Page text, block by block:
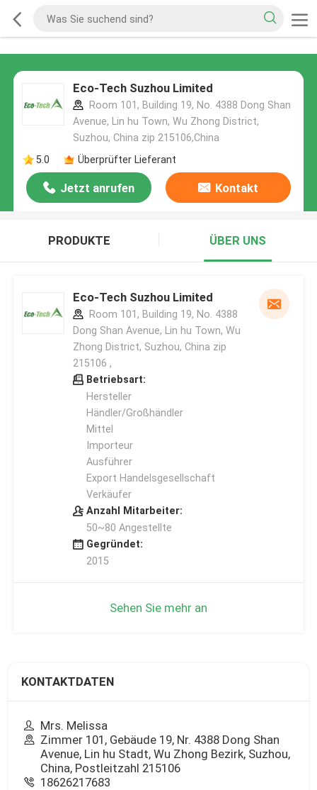
Eco-Tech Suzhou Limited
Room 101, Building 19, No. 4388 Dong Shan
Avenue, Lin hu Town, Wu Zhong District,
Suzhou, China zip 215106,China
5.0
Überprüfter Lieferant
Jetzt anrufen Kontakt
PRODUKTE ÜBER UNS
Eco-Tech Suzhou Limited
Room 101, Building 19, No. 4388
Dong Shan Avenue, Lin hu Town, Wu
Zhong District, Suzhou, China zip
215106 ,
Betriebsart:
Hersteller
Händler/Großhändler
Mittel
Importeur
Ausführer
Export Handelsgesellschaft
Verkäufer
Anzahl Mitarbeiter:
50~80 Angestellte
Gegründet:
2015
Sehen Sie mehr an
KONTAKTDATEN
Mrs. Melissa
Zimmer 101, Gebäude 19, Nr. 4388 Dong Shan
Avenue, Lin hu Stadt, Wu Zhong Bezirk, Suzhou,
China, Postleitzahl 215106
18626217683